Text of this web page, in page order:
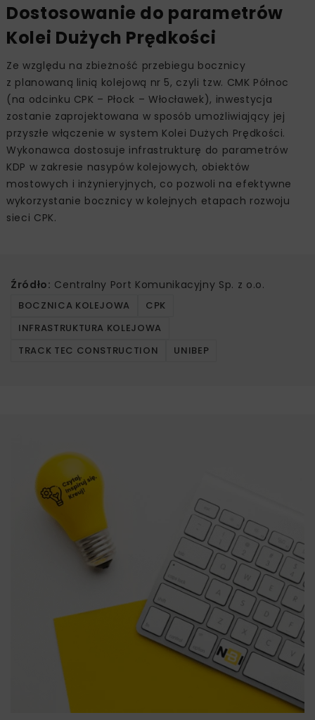
Dostosowanie do parametrów
Kolei Dużych Prędkości
Ze względu na zbieżność przebiegu bocznicy
z planowaną linią kolejową nr 5, czyli tzw. CMK Północ
(na odcinku CPK – Płock – Włocławek), inwestycja
zostanie zaprojektowana w sposób umożliwiający jej
przyszłe włączenie w system Kolei Dużych Prędkości.
Wykonawca dostosuje infrastrukturę do parametrów
KDP w zakresie nasypów kolejowych, obiektów
mostowych i inżynieryjnych, co pozwoli na efektywne
wykorzystanie bocznicy w kolejnych etapach rozwoju
sieci CPK.
Źródło: Centralny Port Komunikacyjny Sp. z o.o.
BOCZNICA KOLEJOWA
CPK
INFRASTRUKTURA KOLEJOWA
TRACK TEC CONSTRUCTION
UNIBEP